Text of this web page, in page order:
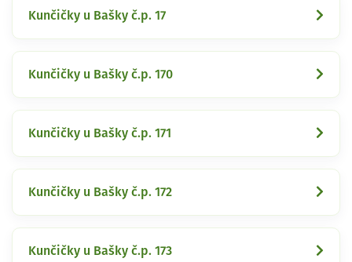
Kunčičky u Bašky č.p. 17
Kunčičky u Bašky č.p. 170
Kunčičky u Bašky č.p. 171
Kunčičky u Bašky č.p. 172
Kunčičky u Bašky č.p. 173